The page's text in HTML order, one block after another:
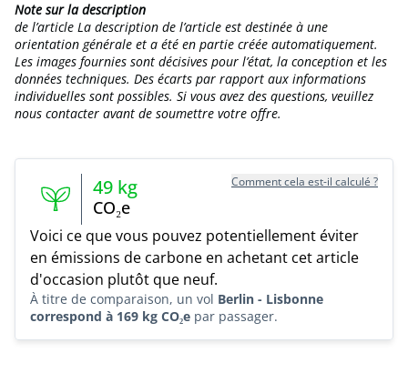
Note sur la description
de l’article La description de l’article est destinée à une
orientation générale et a été en partie créée automatiquement.
Les images fournies sont décisives pour l’état, la conception et les
données techniques. Des écarts par rapport aux informations
individuelles sont possibles. Si vous avez des questions, veuillez
nous contacter avant de soumettre votre offre.
49 kg
CO₂e
Comment cela est-il calculé ?
Voici ce que vous pouvez potentiellement éviter
en émissions de carbone en achetant cet article
d'occasion plutôt que neuf.
À titre de comparaison, un vol Berlin - Lisbonne
correspond à 169 kg CO₂e par passager.